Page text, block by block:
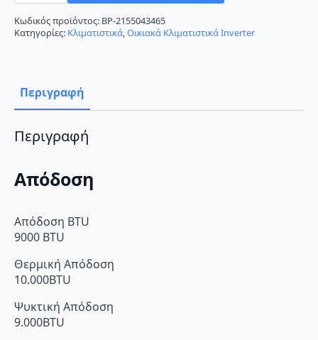
Κλιματιστικό
Inverter
9000
BTU
Κωδικός προϊόντος: BP-2155043465
Κατηγορίες: Κλιματιστικά,Οικιακά Κλιματιστικά Inverter
Περιγραφή
Περιγραφή
Απόδοση
Απόδοση BTU
9000 BTU
Θερμική Απόδοση
10.000BTU
Ψυκτική Απόδοση
9.000BTU